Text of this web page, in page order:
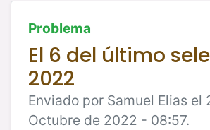
Problema
El 6 del último
2022
Enviado por Samuel Elias el
Octubre de 2022 - 08:57.